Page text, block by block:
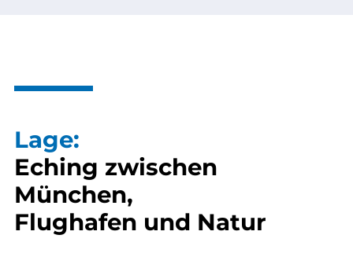
Lage:
Eching zwischen
München,
Flughafen und Natur